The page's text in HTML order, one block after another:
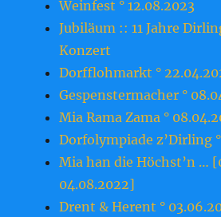
Weinfest ° 12.08.2023
Jubiläum :: 11 Jahre
Konzert
Dorfflohmarkt °
Gespenstermacher °
Mia Rama Zama °
Dorfolympiade z’Dirling
Mia han die Höchst’n …
04.08.2022]
Drent & Herent °